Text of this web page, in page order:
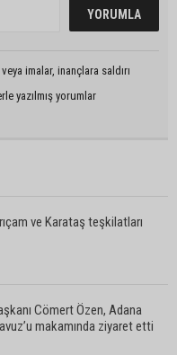
imalar, inançlara saldırı
yazılmış yorumlar
ve Karataş teşkilatları
Cömert Özen, Adana
makamında ziyaret etti